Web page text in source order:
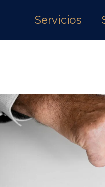
Servicios